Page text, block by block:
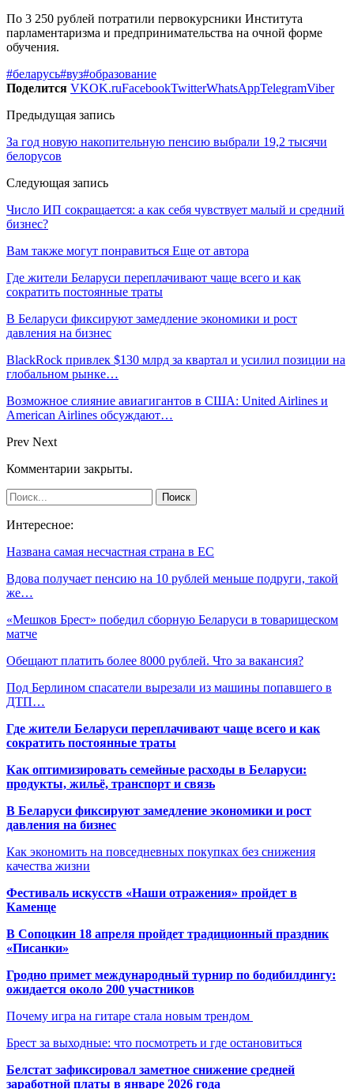
По 3 250 рублей потратили первокурсники Института
парламентаризма и предпринимательства на очной форме
обучения.
#беларусь#вуз#образование
Поделится VKOK.ruFacebookTwitterWhatsAppTelegramViber
Предыдущая запись
За год новую накопительную пенсию выбрали 19,2 тысячи
белорусов
Следующая запись
Число ИП сокращается: а как себя чувствует малый и средний
бизнес?
Вам также могут понравиться Еще от автора
Где жители Беларуси переплачивают чаще всего и как
сократить постоянные траты
В Беларуси фиксируют замедление экономики и рост
давления на бизнес
BlackRock привлек $130 млрд за квартал и усилил позиции на
глобальном рынке…
Возможное слияние авиагигантов в США: United Airlines и
American Airlines обсуждают…
Prev Next
Комментарии закрыты.
Интересное:
Названа самая несчастная страна в ЕС
Вдова получает пенсию на 10 рублей меньше подруги, такой
же…
«Мешков Брест» победил сборную Беларуси в товарищеском
матче
Обещают платить более 8000 рублей. Что за вакансия?
Под Берлином спасатели вырезали из машины попавшего в
ДТП…
Где жители Беларуси переплачивают чаще всего и как
сократить постоянные траты
Как оптимизировать семейные расходы в Беларуси:
продукты, жильё, транспорт и связь
В Беларуси фиксируют замедление экономики и рост
давления на бизнес
Как экономить на повседневных покупках без снижения
качества жизни
Фестиваль искусств «Наши отражения» пройдет в
Каменце
В Сопоцкин 18 апреля пройдет традиционный праздник
«Писанки»
Гродно примет международный турнир по бодибилдингу:
ожидается около 200 участников
Почему игра на гитаре стала новым трендом
Брест за выходные: что посмотреть и где остановиться
Белстат зафиксировал заметное снижение средней
заработной платы в январе 2026 года